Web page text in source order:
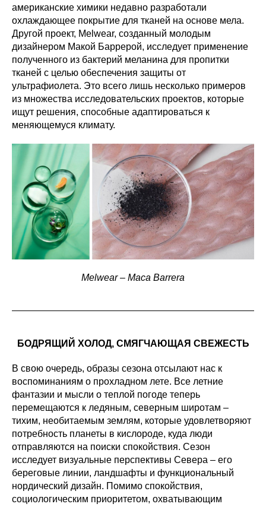
американские химики недавно разработали
охлаждающее покрытие для тканей на основе мела.
Другой проект, Melwear, созданный молодым
дизайнером Макой Баррерой, исследует применение
полученного из бактерий меланина для пропитки
тканей с целью обеспечения защиты от
ультрафиолета. Это всего лишь несколько примеров
из множества исследовательских проектов, которые
ищут решения, способные адаптироваться к
меняющемуся климату.
Melwear – Maca Barrera
БОДРЯЩИЙ ХОЛОД, СМЯГЧАЮЩАЯ СВЕЖЕСТЬ
В свою очередь, образы сезона отсылают нас к
воспоминаниям о прохладном лете. Все летние
фантазии и мысли о теплой погоде теперь
перемещаются к ледяным, северным широтам –
тихим, необитаемым землям, которые удовлетворяют
потребность планеты в кислороде, куда люди
отправляются на поиски спокойствия. Сезон
исследует визуальные перспективы Севера – его
береговые линии, ландшафты и функциональный
нордический дизайн. Помимо спокойствия,
социологическим приоритетом, охватывающим